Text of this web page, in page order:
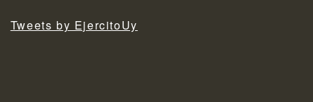
Tweets by EjercitoUy